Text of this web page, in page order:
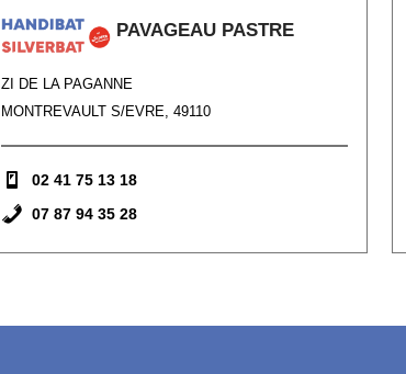
PAVAGEAU PASTRE
ZI DE LA PAGANNE
MONTREVAULT S/EVRE, 49110
02 41 75 13 18
07 87 94 35 28